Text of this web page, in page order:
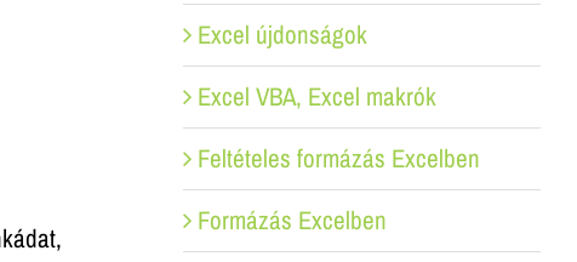
Excel újdonságok
Excel VBA, Excel makrók
Feltételes formázás Excelben
Formázás Excelben